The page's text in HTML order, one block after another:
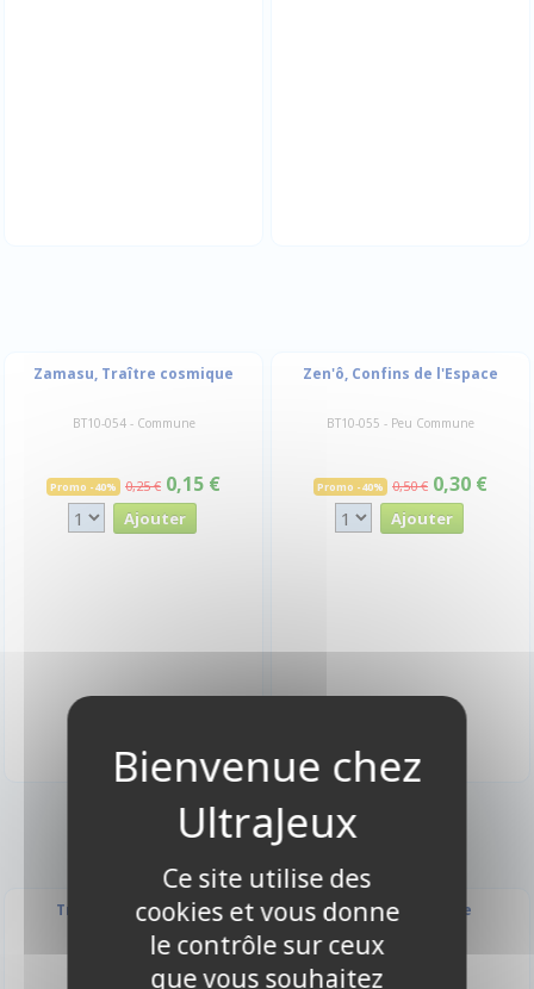
Zamasu, Traître cosmique
BT10-054 - Commune
Promo -40% 0,25 € 0,15 €
Zen'ô, Confins de l'Espace
BT10-055 - Peu Commune
Promo -40% 0,50 € 0,30 €
Tragédie imminente
BT10-058 - Commune
Confiance absolue
BT10-059 - Commune
Ce site utilise des
cookies et vous donne
le contrôle sur ceux
que vous souhaitez